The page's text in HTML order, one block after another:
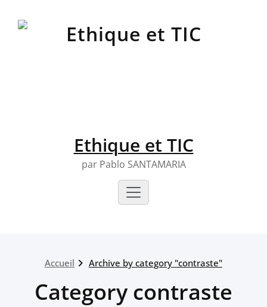
Ethique et TIC
par Pablo SANTAMARIA
Accueil Archive by category "contraste"
Category contraste